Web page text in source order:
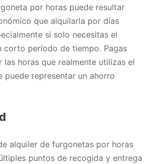
por horas puede resultar
que alquilarla por días
si solo necesitas el
corto período de tiempo. Pagas
las horas que realmente utilizas el
puede representar un ahorro
alquiler de furgonetas por horas
puntos de recogida y entrega